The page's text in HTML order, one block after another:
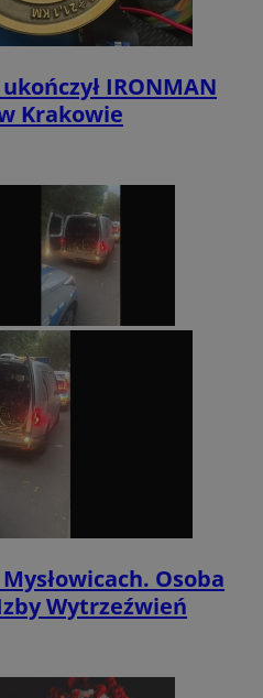
IRONMAN
Krakowie
Osoba
Wytrzeźwień